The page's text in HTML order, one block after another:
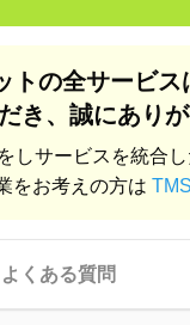
トの全サービス
き、 誠にあり
しサービスを統合
をお考えの方は
よくある質問